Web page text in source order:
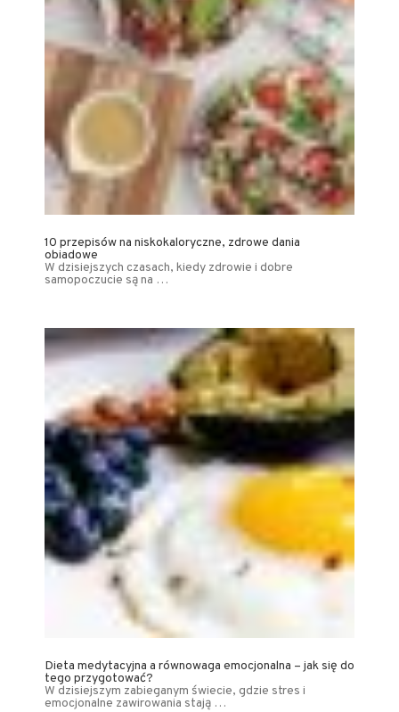
10 przepisów na niskokaloryczne, zdrowe dania
obiadowe
W dzisiejszych czasach, kiedy zdrowie i dobre
samopoczucie są na …
Dieta medytacyjna a równowaga emocjonalna – jak się do
tego przygotować?
W dzisiejszym zabieganym świecie, gdzie stres i
emocjonalne zawirowania stają …